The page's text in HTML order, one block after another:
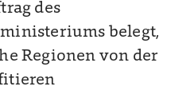
des
belegt,
Regionen von der